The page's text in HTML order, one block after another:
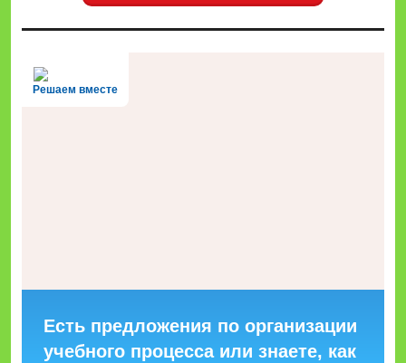
Решаем вместе
Есть предложения по организации
учебного процесса или знаете, как